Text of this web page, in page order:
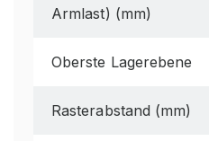
Armlast) (mm)
Oberste Lagerebene
Rasterabstand (mm)